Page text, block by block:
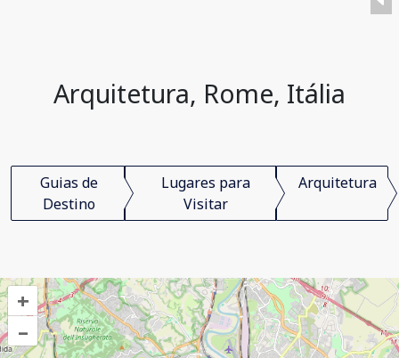
Arquitetura, Rome, Itália
Guias de
Destino
Lugares para
Visitar
Arquitetura
+
–